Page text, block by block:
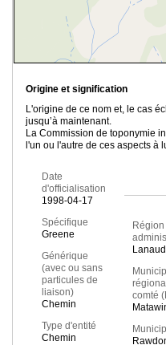
Origine et signification
L'origine de ce nom et, le cas
jusqu’à maintenant.
La Commission de toponymie
l'un ou l'autre de ces aspects à
Date
d'officialisation
1998-04-17
Spécifique
Greene
Générique
(avec ou sans
particules de
liaison)
Chemin
Type d'entité
Chemin
Région
comté